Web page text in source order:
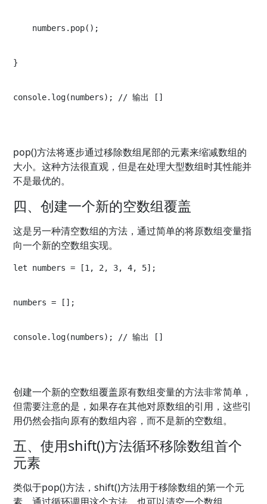
    numbers.pop();
}
console.log(numbers); // 输出 []
pop()方法将逐步通过移除数组尾部的元素来缩减数组的
大小。这种方法很直观，但是在处理大型数组时其性能并
不是最优的。
四、创建一个新的空数组覆盖
这是另一种清空数组的方法，通过简单的将原数组变量指
向一个新的空数组实现。
let numbers = [1, 2, 3, 4, 5];
numbers = [];
console.log(numbers); // 输出 []
创建一个新的空数组覆盖原有数组变量的方法非常简单，
但需要注意的是，如果存在其他对原数组的引用，这些引
用仍然会指向原有的数组内容，而不是新的空数组。
五、使用shift()方法循环移除数组首个
元素
类似于pop()方法，shift()方法用于移除数组的第一个元